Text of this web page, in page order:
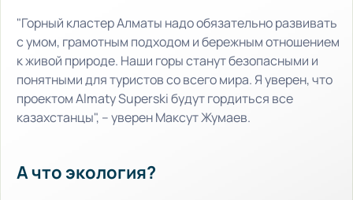
"Горный кластер Алматы надо обязательно развивать
с умом, грамотным подходом и бережным отношением
к живой природе. Наши горы станут безопасными и
понятными для туристов со всего мира. Я уверен, что
проектом Almaty Superski будут гордиться все
казахстанцы", – уверен Максут Жумаев.
А что экология?